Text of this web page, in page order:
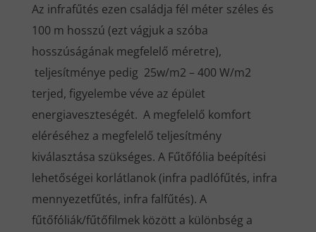
Az infrafűtés ezen családja fél méter széles és
100 m hosszú (ezt vágjuk a szóba
hosszúságának megfelelő méretre),
teljesítménye pedig 25w/m2 – 400 W/m2
terjed, figyelembe véve az épület
energiaveszteségét. A megfelelő komfort
eléréséhez a megfelelő teljesítmény
kiválasztása szükséges. A Fűtőfólia beépítési
lehetőségei korlátlanok (infra padlófűtés, infra
mennyezetfűtés, infra falfűtés). A
fűtőfóliák/fűtőfilmek között a különbség a